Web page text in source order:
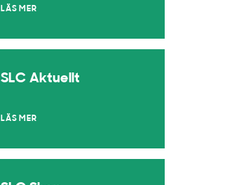
LÄS MER
SLC Aktuellt
LÄS MER